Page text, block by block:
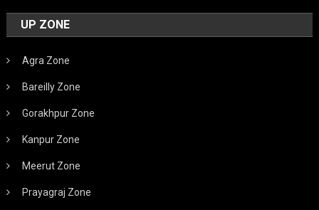
UP ZONE
Agra Zone
Bareilly Zone
Gorakhpur Zone
Kanpur Zone
Meerut Zone
Prayagraj Zone